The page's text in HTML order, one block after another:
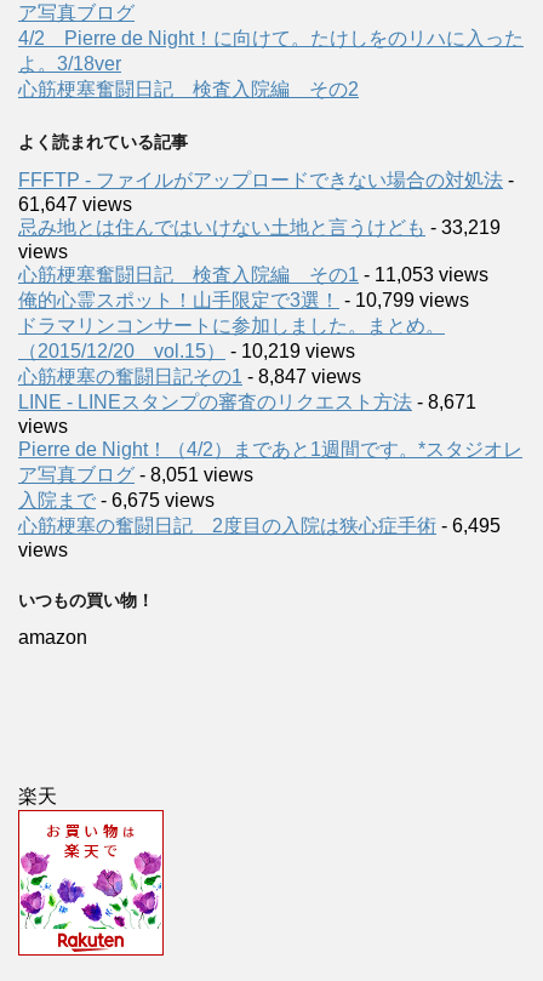
ア写真ブログ
4/2 Pierre de Night！に向けて。たけしをのリハに入った
よ。3/18ver
心筋梗塞奮闘日記 検査入院編 その2
よく読まれている記事
FFFTP - ファイルがアップロードできない場合の対処法 -
61,647 views
忌み地とは住んではいけない土地と言うけども - 33,219
views
心筋梗塞奮闘日記 検査入院編 その1 - 11,053 views
俺的心霊スポット！山手限定で3選！
- 10,799 views
ドラマリンコンサートに参加しました。まとめ。
（2015/12/20 vol.15）
- 10,219 views
心筋梗塞の奮闘日記その1 - 8,847 views
LINE - LINEスタンプの審査のリクエスト方法 - 8,671
views
Pierre de Night！（4/2）まであと1週間です。*スタジオレ
ア写真ブログ - 8,051 views
入院まで - 6,675 views
心筋梗塞の奮闘日記 2度目の入院は狭心症手術 - 6,495
views
いつもの買い物！
amazon
楽天